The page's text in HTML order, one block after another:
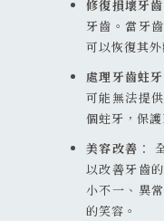
修復損壞牙齒
牙齒。當牙
可以恢復其外
處理牙齒蛀牙
可能無法提
個蛀牙，保
美容改善 ：
以改善牙齒
小不一、異
的笑容。